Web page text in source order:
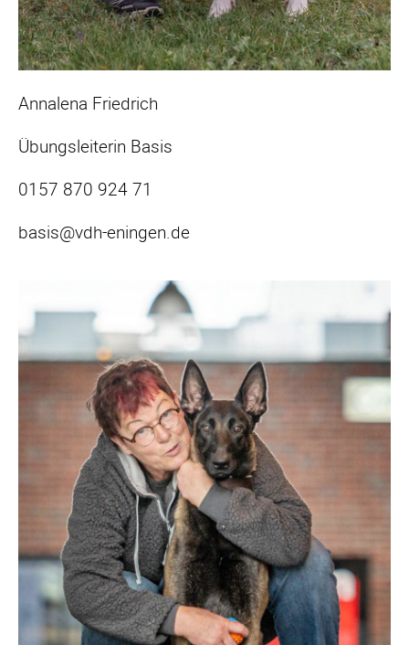
Annalena Friedrich
Übungsleiterin Basis
0157 870 924 71
basis@vdh-eningen.de